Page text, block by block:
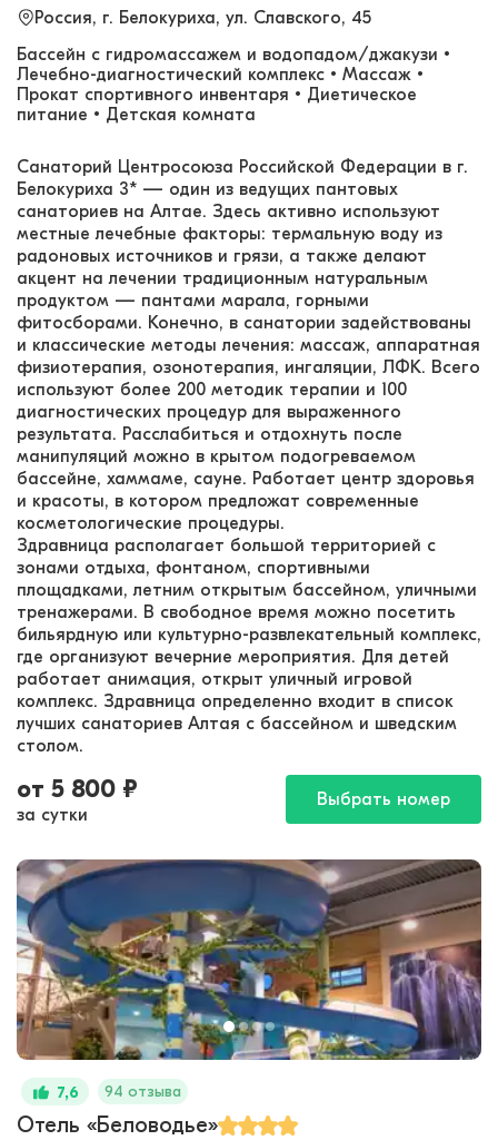
Россия, г. Белокуриха, ул. Славского, 45
Бассейн с гидромассажем и водопадом/джакузи •
Лечебно-диагностический комплекс • Массаж •
Прокат спортивного инвентаря • Диетическое
питание • Детская комната
Санаторий Центросоюза Российской Федерации в г.
Белокуриха 3* — один из ведущих пантовых
санаториев на Алтае. Здесь активно используют
местные лечебные факторы: термальную воду из
радоновых источников и грязи, а также делают
акцент на лечении традиционным натуральным
продуктом — пантами марала, горными
фитосборами. Конечно, в санатории задействованы
и классические методы лечения: массаж, аппаратная
физиотерапия, озонотерапия, ингаляции, ЛФК. Всего
используют более 200 методик терапии и 100
диагностических процедур для выраженного
результата. Расслабиться и отдохнуть после
манипуляций можно в крытом подогреваемом
бассейне, хаммаме, сауне. Работает центр здоровья
и красоты, в котором предложат современные
косметологические процедуры.
Здравница располагает большой территорией с
зонами отдыха, фонтаном, спортивными
площадками, летним открытым бассейном, уличными
тренажерами. В свободное время можно посетить
бильярдную или культурно-развлекательный комплекс,
где организуют вечерние мероприятия. Для детей
работает анимация, открыт уличный игровой
комплекс. Здравница определенно входит в список
лучших санаториев Алтая с бассейном и шведским
столом.
от 5 800 ₽
за сутки
Выбрать номер
7,6 94 отзыва
Отель «Беловодье»